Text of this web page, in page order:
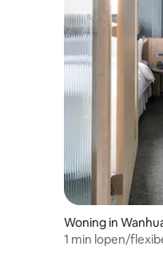
Woning in
1 min lopen/